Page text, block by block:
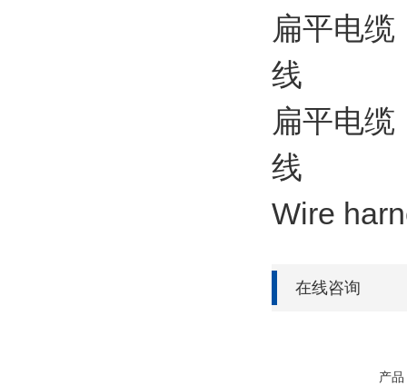
扁平
线
扁平
线
Wire
在线咨询
产品